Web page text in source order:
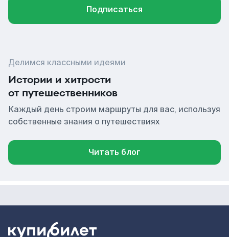
Подписаться
Делимся классными идеями
Истории и хитрости
от путешественников
Каждый день строим маршруты для вас, используя
собственные знания о путешествиях
Читать блог